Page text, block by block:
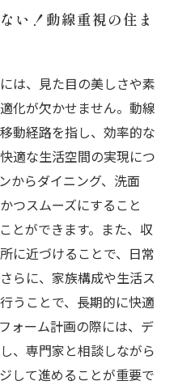
い！動線重視の住ま
は、見た目の美しさや素
化が欠かせません。動線
動経路を指し、効率的な
適な生活空間の実現につ
からダイニング、洗面
つスムーズにすること
とができます。また、収
に近づけることで、日常
らに、家族構成や生活ス
うことで、長期的に快適
ォーム計画の際には、デ
、専門家と相談しながら
して進めることが重要で